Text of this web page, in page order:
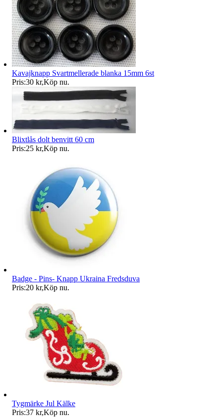
Kavajknapp Svartmellerade blanka 15mm 6st
Pris:30 kr,Köp nu.
Blixtlås dolt benvitt 60 cm
Pris:25 kr,Köp nu.
Badge - Pins- Knapp Ukraina Fredsduva
Pris:20 kr,Köp nu.
Tygmärke Jul Kälke
Pris:37 kr,Köp nu.